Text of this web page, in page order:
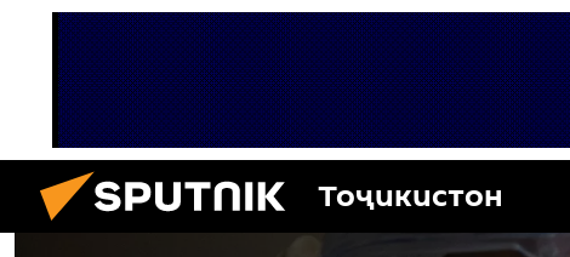
Тоҷикистон